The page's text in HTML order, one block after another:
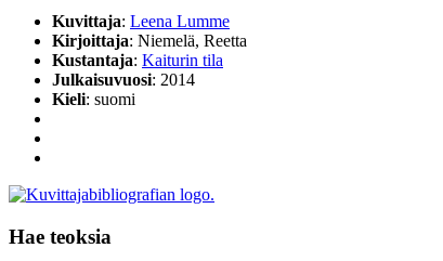
Kuvittaja: Leena Lumme
Kirjoittaja: Niemelä, Reetta
Kustantaja: Kaiturin tila
Julkaisuvuosi: 2014
Kieli: suomi
Hae teoksia